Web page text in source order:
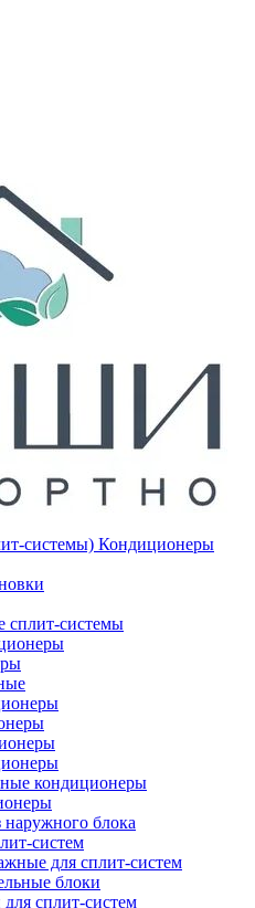
Кондиционеры
сплит-системы
кондиционеры
блока
систем
для сплит-систем
блоки
сплит-систем